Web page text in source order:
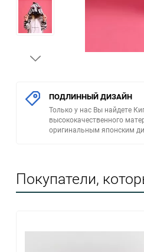
ПОДЛИННЫЙ ДИЗАЙН
Только у нас Вы найдете
высококачественного
оригинальным японским
Покупатели,